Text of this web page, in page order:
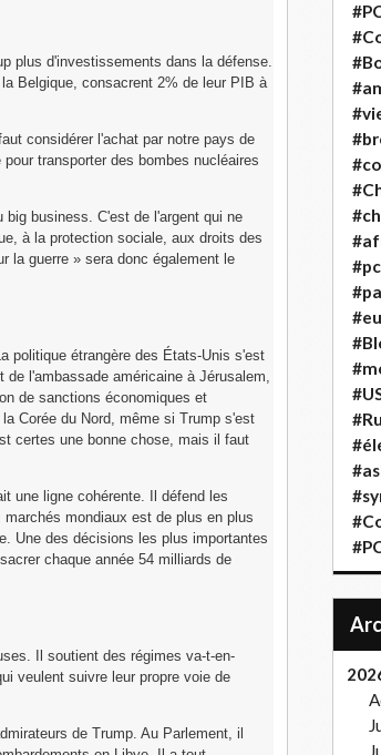
plus d'investissements dans la défense.
Belgique, consacrent 2% de leur PIB à
considérer l'achat par notre pays de
transporter des bombes nucléaires
business. C'est de l'argent qui ne
à la protection sociale, aux droits des
la guerre » sera donc également le
politique étrangère des États-Unis s'est
l'ambassade américaine à Jérusalem,
de sanctions économiques et
Corée du Nord, même si Trump s'est
certes une bonne chose, mais il faut
une ligne cohérente. Il défend les
mondiaux est de plus en plus
Une des décisions les plus importantes
chaque année 54 milliards de
Il soutient des régimes va-t-en-
veulent suivre leur propre voie de
de Trump. Au Parlement, il